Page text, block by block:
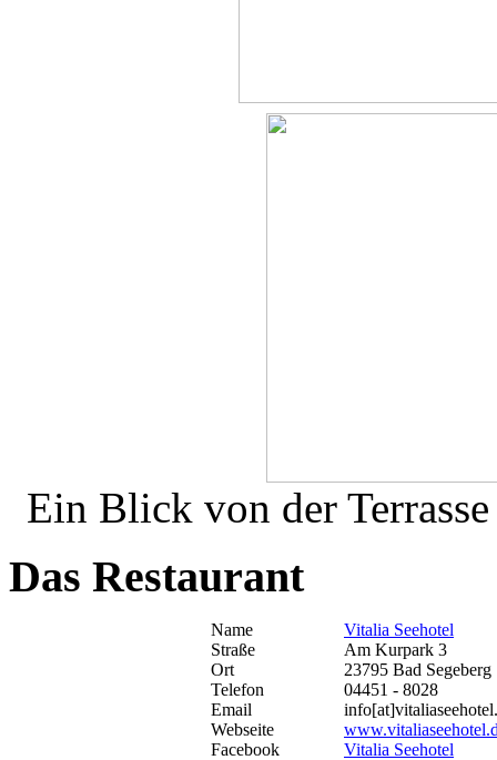
Ein Blick von der
Das Restaurant
Name
Vitalia Seehotel
Straße
Am Kurpark 3
Ort
23795 Bad Segeberg
Telefon
04451 - 8028
Email
Webseite
Facebook
Vitalia Seehotel